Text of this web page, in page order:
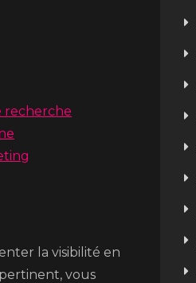
recherche
la visibilité en
vous